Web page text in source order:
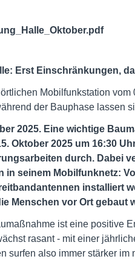
Erst Einschränkungen,
Mobilfunkstation vom
der Bauphase lassen
2025. Eine wichtige
Oktober 2025 um 16:30
durch. Dabei
in seinem Mobilfunknetz:
installiert
Menschen vor Ort gebaut
ist eine positive
rasant - mit einer
surfen also immer stärker